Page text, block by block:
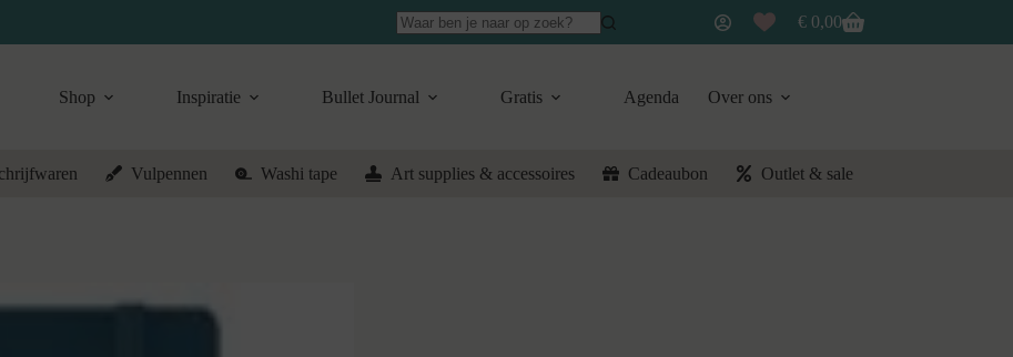
Geen
Winkelwagen
€0,00
Shop Inspiratie Bullet Journal Gratis Agenda Over ons
Vulpennen Washi tape Art supplies & accessoires Cadeaubon
Outlet & sale